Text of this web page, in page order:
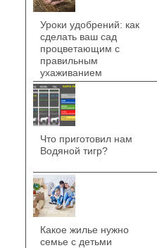
Уроки удобрений: как
сделать ваш сад
процветающим с
правильным
ухаживанием
Что приготовил нам
Водяной тигр?
Какое жилье нужно
семье с детьми